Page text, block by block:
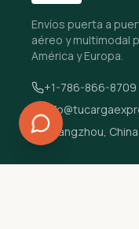
Envíos puerta a
aéreo y multimodal
América y Europa.
+1-786-866-8709
Guangzhou, China